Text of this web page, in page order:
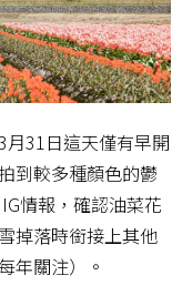
31日這天僅有早開
到較多種顏色的鬱
情報，確認油菜花
掉落時銜接上其他
年關注）。